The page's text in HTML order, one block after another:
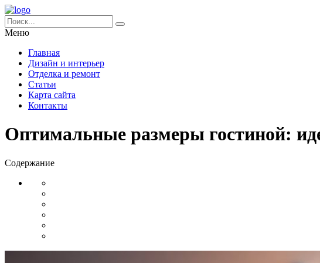
Меню
Главная
Дизайн и интерьер
Отделка и ремонт
Статьи
Карта сайта
Контакты
Оптимальные размеры гостиной:
Содержание